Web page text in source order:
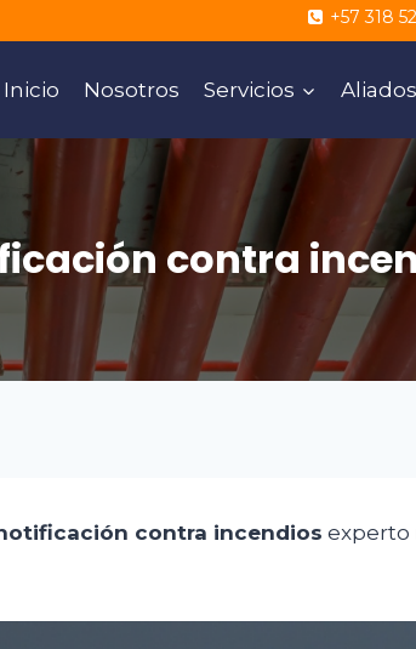
+57 318
Inicio Nosotros Servicios Aliados
contra
contra incendios experto